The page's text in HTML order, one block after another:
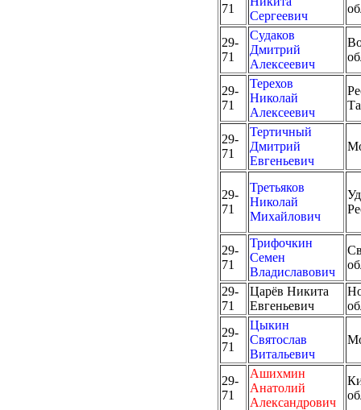
71
Сергеевич
29-
71
Судаков
Дмитрий
Алексеевич
29-
71
Терехов
Николай
Алексеевич
29-
71
Тертичный
Дмитрий
Евгеньевич
29-
71
Третьяков
Николай
Михайлович
29-
71
Трифочкин
Семен
Владиславович
29-
71
Царёв Никита
Евгеньевич
29-
71
Цыкин
Святослав
Витальевич
29-
71
Ашихмин
Анатолий
Александрович